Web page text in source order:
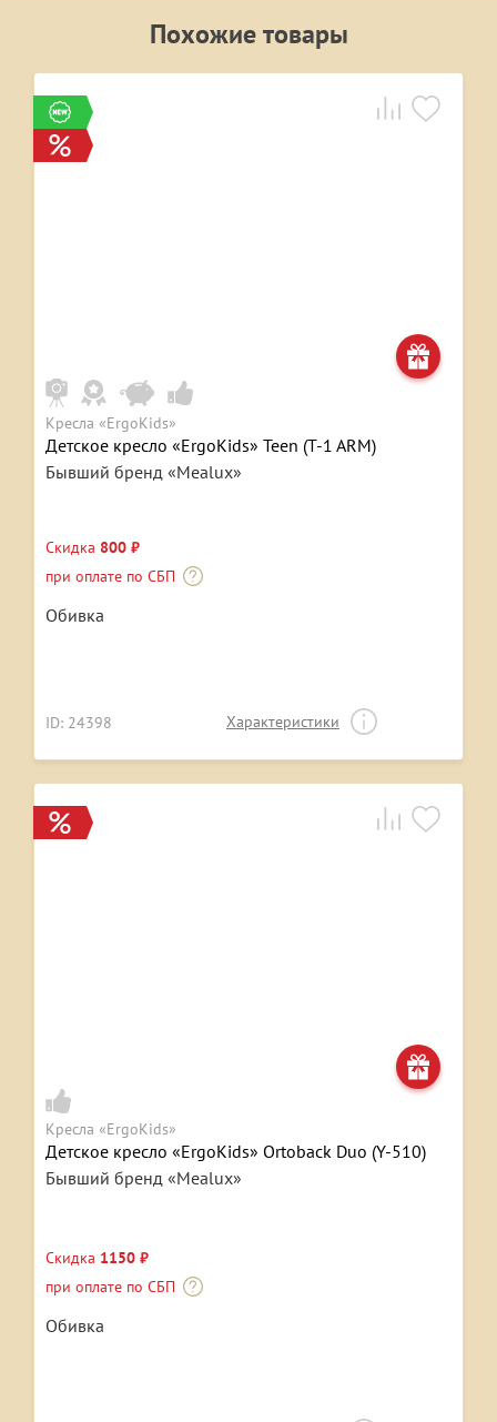
Похожие товары
Кресла «ErgoKids»
Детское кресло «ErgoKids» Teen (T-1 ARM)
Бывший бренд «Mealux»
Скидка 800 ₽
при оплате по СБП
Обивка
ID: 24398 Характеристики
Кресла «ErgoKids»
Детское кресло «ErgoKids» Ortoback Duo (Y-510)
Бывший бренд «Mealux»
Скидка 1150 ₽
при оплате по СБП
Обивка